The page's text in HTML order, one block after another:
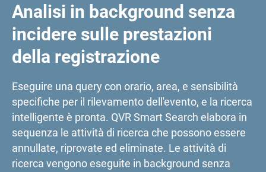
Analisi in background senza
incidere sulle prestazioni
della registrazione
Eseguire una query con orario, area, e sensibilità
specifiche per il rilevamento dell'evento, e la ricerca
intelligente è pronta. QVR Smart Search elabora in
sequenza le attività di ricerca che possono essere
annullate, riprovate ed eliminate. Le attività di
ricerca vengono eseguite in background senza